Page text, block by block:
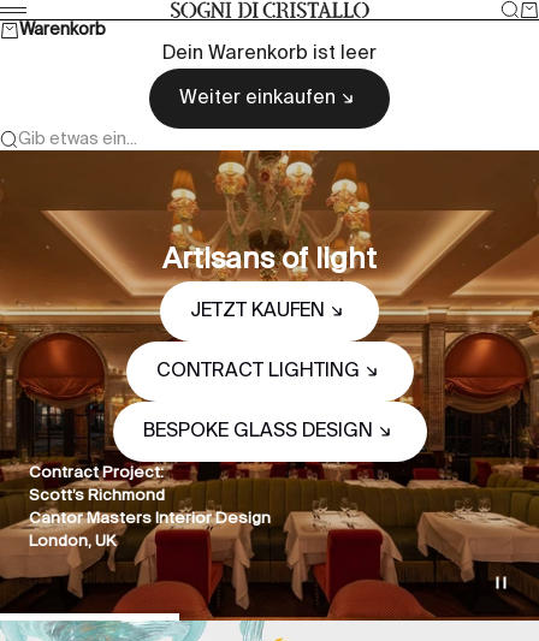
Zum Inhalt springenSogni di cristallo
Menü
Warenkorb
Dein Warenkorb ist leer
Weiter einkaufen
Gib etwas ein...
Artisans of light
JETZT KAUFEN
CONTRACT LIGHTING
BESPOKE GLASS DESIGN
Contract Project:
Scott’s Richmond
Cantor Masters Interior Design
London, UK
Gehe zu Element 1